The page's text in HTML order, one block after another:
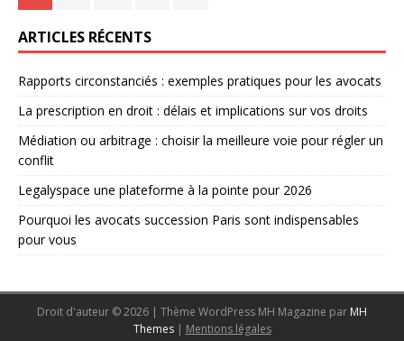
ARTICLES RÉCENTS
Rapports circonstanciés : exemples pratiques pour les avocats
La prescription en droit : délais et implications sur vos droits
Médiation ou arbitrage : choisir la meilleure voie pour régler un
conflit
Legalyspace une plateforme à la pointe pour 2026
Pourquoi les avocats succession Paris sont indispensables
pour vous
Droit d'auteur © 2026 | Thème WordPress MH Magazine par MH
Themes | Mentions légales